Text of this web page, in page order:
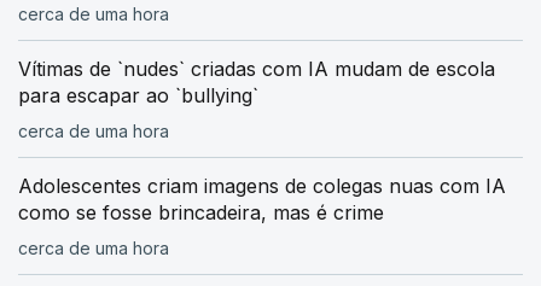
cerca de uma hora
Vítimas de `nudes` criadas com IA mudam de escola
para escapar ao `bullying`
cerca de uma hora
Adolescentes criam imagens de colegas nuas com IA
como se fosse brincadeira, mas é crime
cerca de uma hora